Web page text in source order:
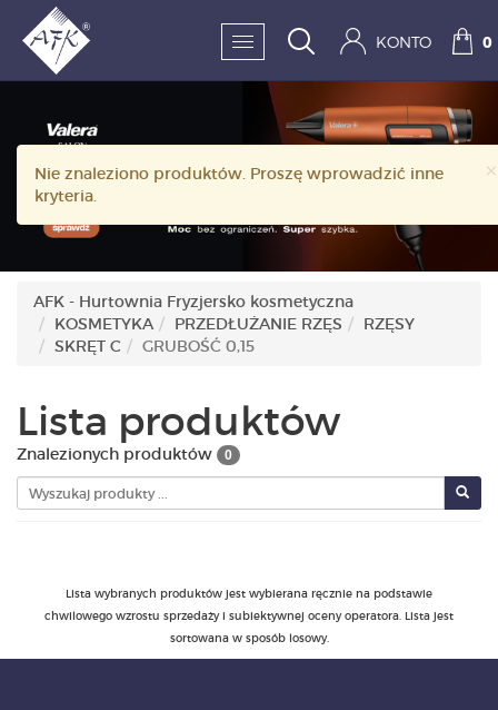
SKLEP:
FRYZJERSTWO
HIGIENA I DEZYNFEKC
PAZNOKCIE
MĘŻCZYZNA
POLECAMY
SZKOLENIA
KONTO 0
AFK - Hurtownia Fryzjersko kosmetyczna
KOSMETYKA
PRZEDŁUŻANIE RZĘS
RZĘSY
SKRĘT C
GRUBOŚĆ 0,15
Lista produktów
Znalezionych produktów 0
×
Nie znaleziono produktów. Proszę wprowadzić inne
kryteria.
Lista wybranych produktów jest wybierana ręcznie na podstawie
chwilowego wzrostu sprzedaży i subiektywnej oceny operatora. Lista jest
sortowana w sposób losowy.